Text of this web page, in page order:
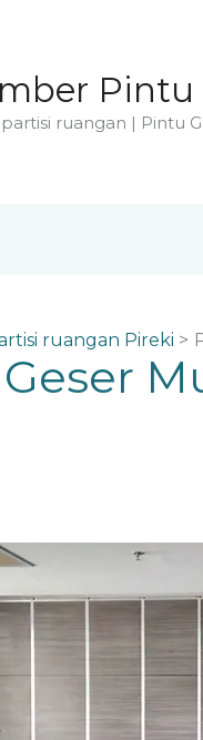
Pintu
ruangan | Pintu
ruangan Pireki